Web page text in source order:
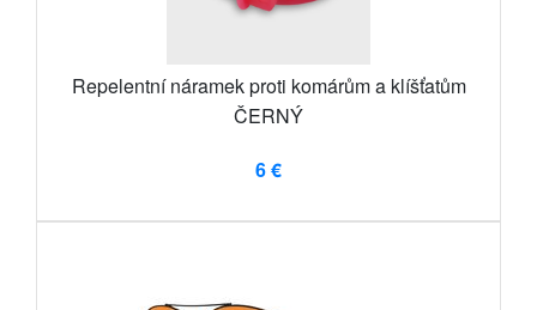
Repelentní náramek proti komárům a klíšťatům
ČERNÝ
6 €